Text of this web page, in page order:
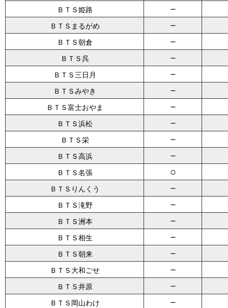
ＢＴＳ姫路 －
ＢＴＳまるがめ －
ＢＴＳ朝倉 －
ＢＴＳ呉 －
ＢＴＳ三日月 －
ＢＴＳみやき －
ＢＴＳ富士おやま －
ＢＴＳ浜松 －
ＢＴＳ栄 －
ＢＴＳ高浜 －
ＢＴＳ名張 ○
ＢＴＳりんくう －
ＢＴＳ滝野 －
ＢＴＳ洲本 －
ＢＴＳ相生 －
ＢＴＳ朝来 －
ＢＴＳ大和ごせ －
ＢＴＳ井原 －
ＢＴＳ岡山わけ －